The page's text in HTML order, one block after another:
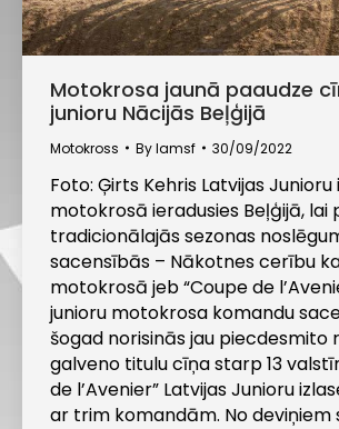
Motokrosa jaunā paaudze
junioru Nācijās Beļģijā
Motokross Bylamsf 30/09/2022
Foto: Ģirts Kehris Latvijas Junioru
motokrosā ieradusies Beļģijā, lai
tradicionālajās sezonas
sacensībās – Nākotnes cerību
motokrosā jeb “Coupe de
junioru motokrosa komandu
šogad norisinās jau piecdesmito
galveno titulu cīņa starp 13
de l’Avenier” Latvijas Junioru
ar trim komandām. No deviņiem